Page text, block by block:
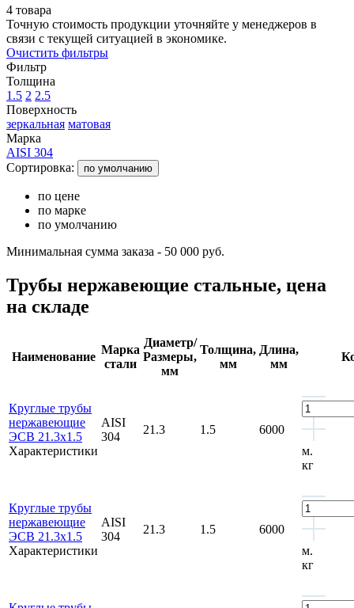
4 товара
Точную стоимость продукции уточняйте у менеджеров в
связи с текущей ситуацией в экономике.
Очистить фильтры
Фильтр
Толщина
1.5 2 2.5
Поверхность
зеркальная матовая
Марка
AISI 304
Сортировка:
по умолчанию
по цене
по марке
по умолчанию
Минимальная сумма заказа - 50 000 руб.
Трубы нержавеющие стальные, цена
на складе
Наименование
Марка
стали
Диаметр/
Размеры,
мм
Толщина,
мм
Длина,
мм
Круглые трубы
нержавеющие
ЭСВ 21.3x1.5
Характеристики
AISI
304
21.3 1.5
6000
м.
кг
Круглые трубы
нержавеющие
ЭСВ 21.3x1.5
Характеристики
AISI
304
21.3 1.5
6000
м.
кг